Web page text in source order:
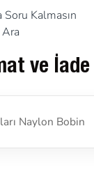
Soru Kalmasın
ve İade
Naylon Bobin